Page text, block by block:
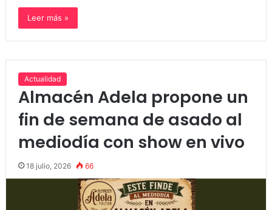
Leer más »
Actualidad
Almacén Adela propone un
fin de semana de asado al
mediodía con show en vivo
18 julio, 2026 66